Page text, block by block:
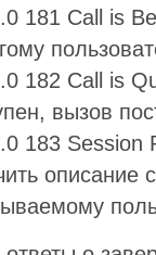
181 Call is
182 Call is
вызов
183 Session
описание